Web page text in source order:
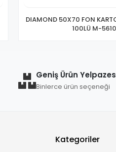
DIAMOND 50X70 FON
100LÜ M-
Geniş Ürün
Binlerce ürün seçeneği
Kategoriler